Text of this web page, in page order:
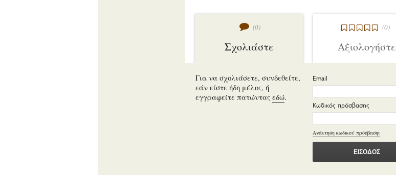
(0)
Σχολιάστε
(0)
Αξιολογήστε
Για να σχολιάσετε, συνδεθείτε,
εάν είστε ήδη μέλος, ή
εγγραφείτε πατώντας εδώ.
Email
Κωδικός πρόσβασης
Ανάκτηση κωδικού πρόσβασης